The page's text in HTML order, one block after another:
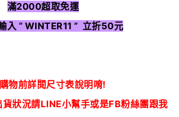
滿2000超取免運
入 “ WINTER11 ” 立折50元
物前詳閱尺寸表說明唷!
狀況請LINE小幫手或是FB粉絲團跟我